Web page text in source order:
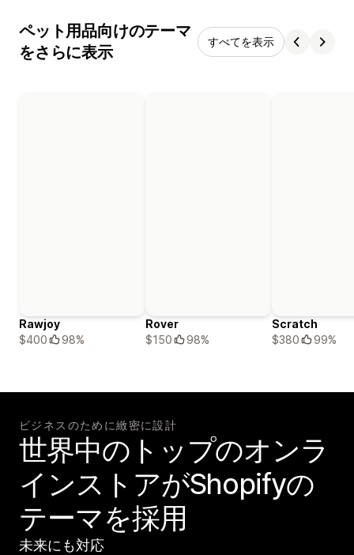
ペット用品向けのテーマ
をさらに表示
すべてを表示
Rawjoy
$400
98%
Rover
$150
98%
Scratch
$380
99%
ビジネスのために緻密に設計
世界中のトップのオンラ
インストアがShopifyの
テーマを採用
未来にも対応